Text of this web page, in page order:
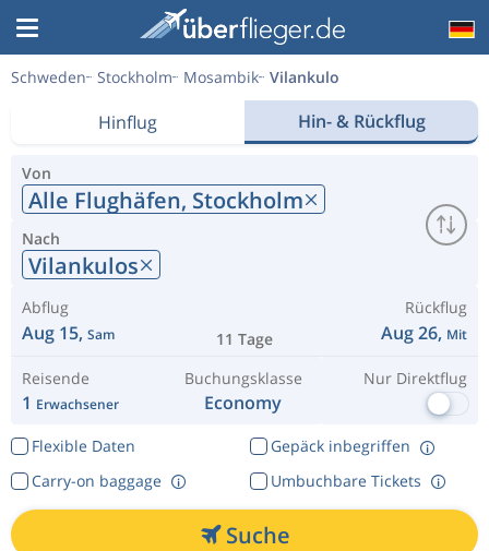
Schweden Stockholm Mosambik Vilankulo
Hinflug Hin- & Rückflug
Von
Alle Flughäfen, Stockholm
Nach
Vilankulos
Abflug
Aug 15, Sam 11 Tage
Rückflug
Aug 26, Mit
Reisende
1 Erwachsener
Buchungsklasse
Economy
Nur Direktflug
Flexible Daten
Gepäck inbegriffen
Umbuchbare Tickets
Carry-on baggage
Suche